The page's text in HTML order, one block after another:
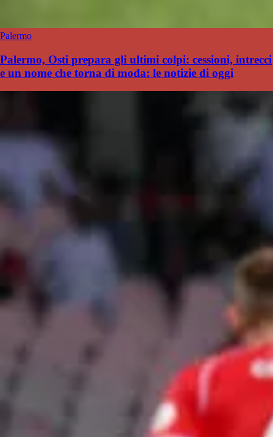
Palermo
Palermo, Osti prepara gli ultimi colpi: cessioni, intrecci
e un nome che torna di moda: le notizie di oggi